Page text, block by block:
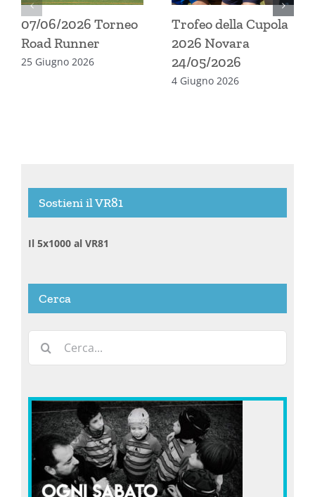
07/06/2026 Torneo
Road Runner
25 Giugno 2026
Trofeo della Cupola
2026 Novara
24/05/2026
4 Giugno 2026
Sostieni il VR81
Il 5x1000 al VR81
Cerca
per: